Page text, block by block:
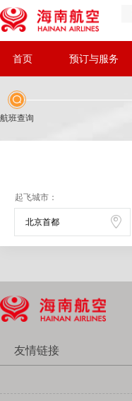
首页 预订与服务
航班查询
起飞城市：
友情链接